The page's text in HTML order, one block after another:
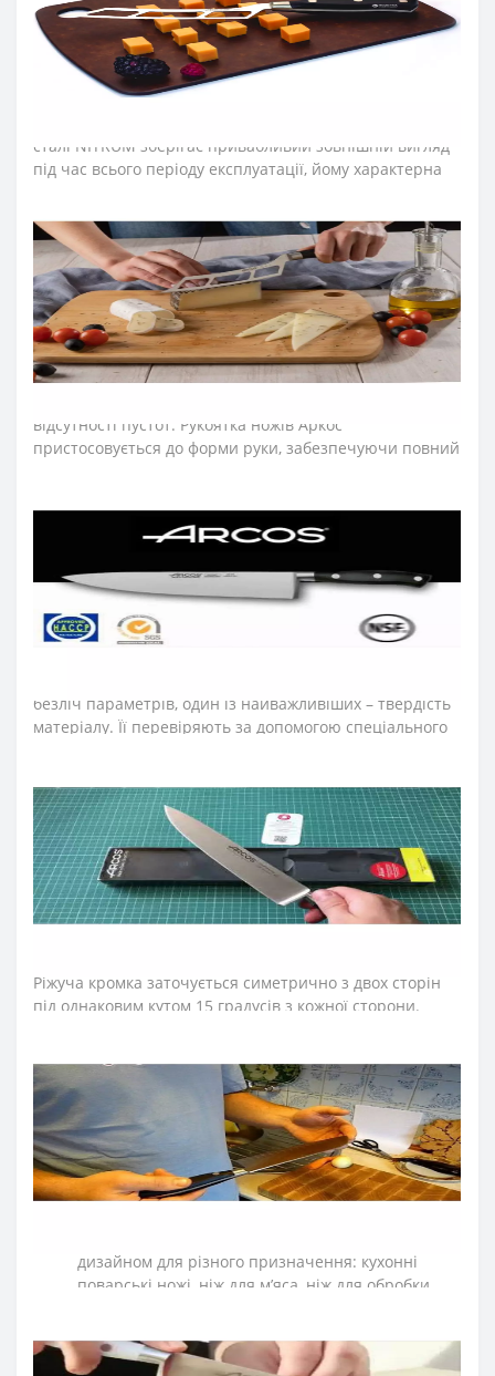
Лезо ножів Аркос виготовляють із запатентованої сталі
NITRUM, поєднуючи інноваційні матеріали для клинка
кухонного ножа. Неперевершену гостроту леза
створюють за технологією «шовковий край». Саме
вона дозволила досягти в кінцевому рахунку ідеальної
сталі NITRUM зберігає привабливий зовнішній вигляд
під час всього періоду експлуатації, йому характерна
➤ Матеріал рукоятки(ручки)ножів Аркос серії
Riviera?
Рукоятку ножів виготовляють з пластичного
поліоксиметилену та прикріплюють до хвостовика
нержавіючими заклепками. Матеріал стійкий до
ударів, кислот, хлору, миючих засобів, грибків та
відсутності пустот. Рукоятка ножів Аркос
пристосовується до форми руки, забезпечуючи повний
використання.
Ножі серії Riviera – подарункова упаковка.
➤Яка твердість (HRC)?
безліч параметрів, один із найважливіших – твердість
матеріалу. Її перевіряють за допомогою спеціального
металеву кульку, яку втискають, вимірюючи
поглиблення, що утворилося. Після закінчення
процесу поглиблення, результати вимірюються в
умовних одиницях та позначаються відповідно до
англійської транскрипції HRC. Шкала твердомірів
розбита в межах 20-67 одиниць.
Ріжуча кромка заточується симетрично з двох сторін
під однаковим кутом 15 градусів з кожної сторони.
Arcos - один з найвідоміших виробників ножів у
Висока якість за розумною ціною.
Ножі ARCOS не вимагають частої заміни, у
результаті підвищується економічна
ефективність інвентарю.
дизайном для різного призначення: кухонні
поварські ножі, ніж для м’яса, ніж для обробки
для овочів та фруктів, ножі для чищення овочів,